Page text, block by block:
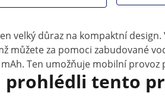
funkce. Kromě jednotky vážení
velký důraz na kompaktní
můžete za pomoci zabudované
Ten umožňuje mobilní
prohlédli tento